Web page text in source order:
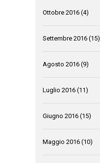
Ottobre 2016 (4)
Settembre 2016 (15)
Agosto 2016 (9)
Luglio 2016 (11)
Giugno 2016 (15)
Maggio 2016 (10)